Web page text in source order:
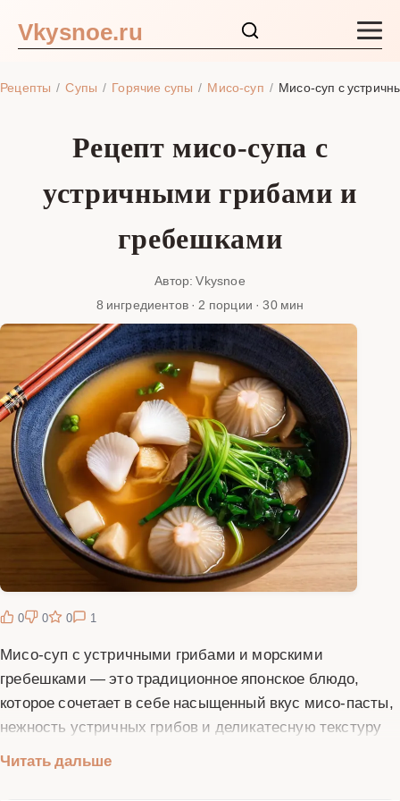
Vkysnoe.ru
Рецепты Супы Горячие супы Мисо-суп Мисо-суп с
Рецепт мисо-супа с
устричными грибами и
гребешками
Автор: Vkysnoe
8 ингредиентов · 2 порции · 30 мин
0 0 0 1
Мисо-суп с устричными грибами и морскими
гребешками — это традиционное японское блюдо,
которое сочетает в себе насыщенный вкус мисо-пасты,
нежность устричных грибов и деликатесную текстуру
полезный, так как содержит множество питательных
Читать дальше